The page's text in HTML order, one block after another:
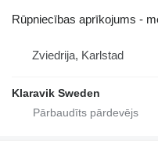
Rūpniecības aprīkojums -
Zviedrija, Karlstad
Klaravik Sweden